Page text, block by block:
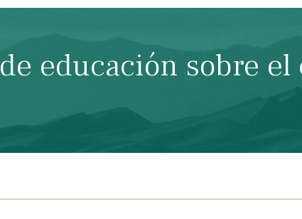
educación sobre el